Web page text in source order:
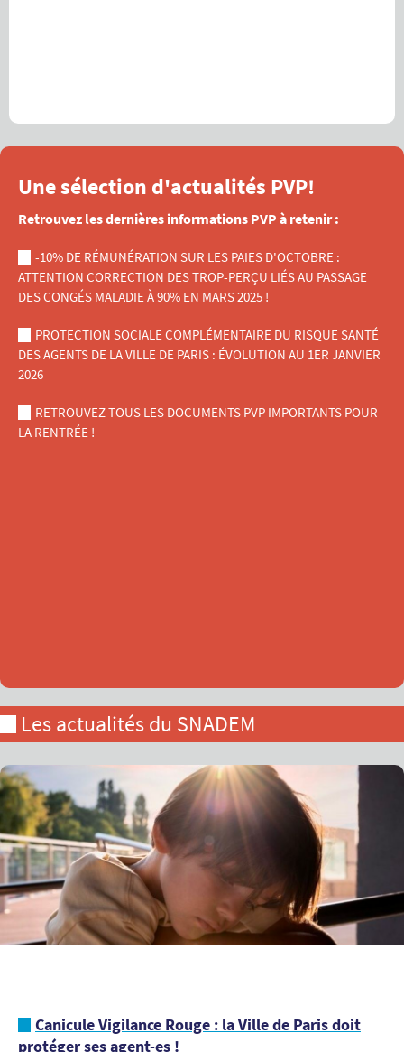
Une sélection d'actualités PVP!
Retrouvez les dernières informations PVP à retenir :
-10% DE RÉMUNÉRATION SUR LES PAIES D'OCTOBRE :
ATTENTION CORRECTION DES TROP-PERÇU LIÉS AU PASSAGE
DES CONGÉS MALADIE À 90% EN MARS 2025 !
PROTECTION SOCIALE COMPLÉMENTAIRE DU RISQUE SANTÉ
DES AGENTS DE LA VILLE DE PARIS : ÉVOLUTION AU 1ER JANVIER
2026
RETROUVEZ TOUS LES DOCUMENTS PVP IMPORTANTS POUR
LA RENTRÉE !
Les actualités du SNADEM
Canicule Vigilance Rouge : la Ville de Paris doit
protéger ses agent-es !